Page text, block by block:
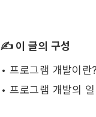
✍️ 이 글의 구성
• 프로그램 개발이란?
• 프로그램 개발의